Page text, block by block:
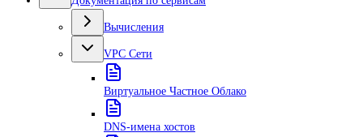
Вычисления
VPC Сети
Виртуальное Частное Облако
DNS-имена хостов